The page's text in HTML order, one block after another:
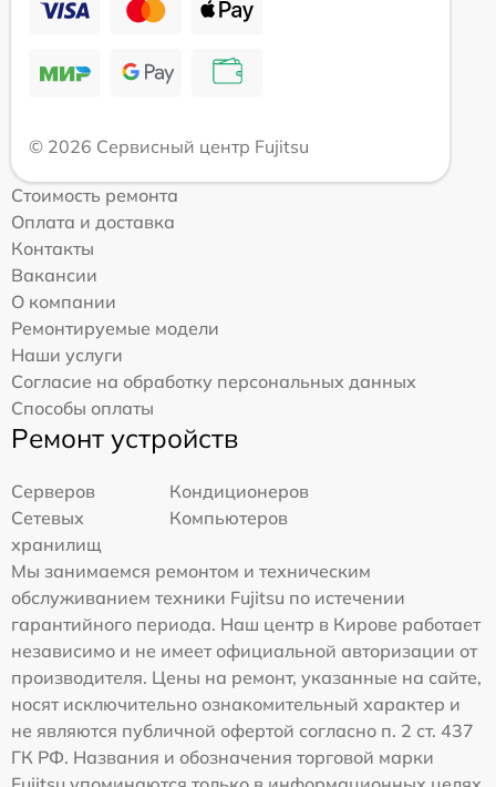
© 2026 Сервисный центр Fujitsu
Стоимость ремонта
Оплата и доставка
Контакты
Вакансии
О компании
Ремонтируемые модели
Наши услуги
Согласие на обработку персональных данных
Способы оплаты
Ремонт устройств
Серверов
Кондиционеров
Сетевых
хранилищ
Компьютеров
Мы занимаемся ремонтом и техническим
обслуживанием техники Fujitsu по истечении
гарантийного периода. Наш центр в Кирове работает
независимо и не имеет официальной авторизации от
производителя. Цены на ремонт, указанные на сайте,
носят исключительно ознакомительный характер и
не являются публичной офертой согласно п. 2 ст. 437
ГК РФ. Названия и обозначения торговой марки